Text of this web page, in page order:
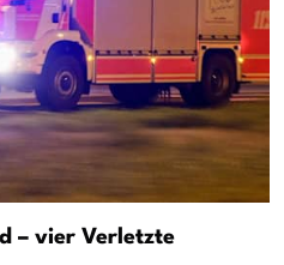
– vier Verletzte